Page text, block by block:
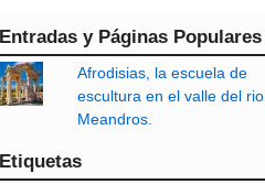
Entradas y Páginas Populares
Afrodisias, la escuela de
escultura en el valle del rio
Meandros.
Etiquetas